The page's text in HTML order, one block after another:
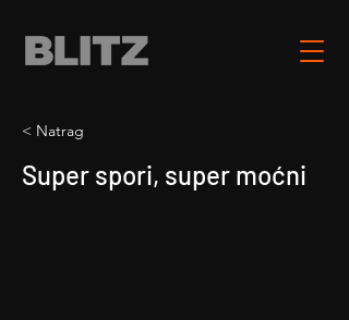
< Natrag
Super spori, super moćni